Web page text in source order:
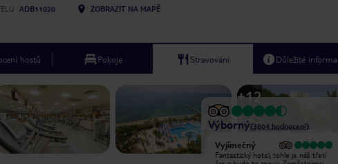
ADB11020 ZOBRAZIT NA MAPĚ
hostů Pokoje Stravování Důležité 1/ 18
+12
Výborný(3864 hodnocení)
Vyjímečný
Sam a Mido z animačního týmu byli
Vyjímečný
Fantastický hotel, tohle je náš třetí